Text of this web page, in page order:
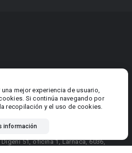
mejor experiencia de usuario,
Si continúa navegando por
recopilación y el uso de cookies.
información
de libros
derechos reservados.
51, oficina 1, Larnaca, 6036,